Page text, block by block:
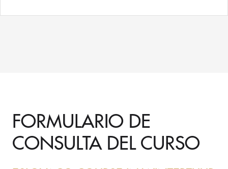
FORMULARIO DE
CONSULTA DEL CURSO